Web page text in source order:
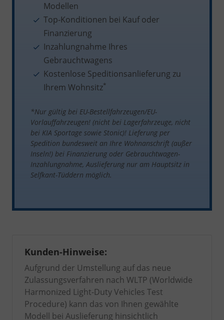
Modellen
Top-Konditionen bei Kauf oder
Finanzierung
Inzahlungnahme Ihres
Gebrauchtwagens
Kostenlose Speditionsanlieferung zu
Ihrem Wohnsitz*
*Nur gültig bei EU-Bestellfahrzeugen/EU-
Vorlauffahrzeugen! (nicht bei Lagerfahrzeuge, nicht
bei KIA Sportage sowie Stonic)! Lieferung per
Spedition bundesweit an Ihre Wohnanschrift (außer
Inseln!) bei Finanzierung oder Gebrauchtwagen-
Inzahlungnahme, Auslieferung nur am Hauptsitz in
Selfkant-Tüddern möglich.
Kunden-Hinweise:
Aufgrund der Umstellung auf das neue
Zulassungsverfahren nach WLTP (Worldwide
Harmonized Light-Duty Vehicles Test
Procedure) kann das von Ihnen gewählte
Modell bei Auslieferung hinsichtlich